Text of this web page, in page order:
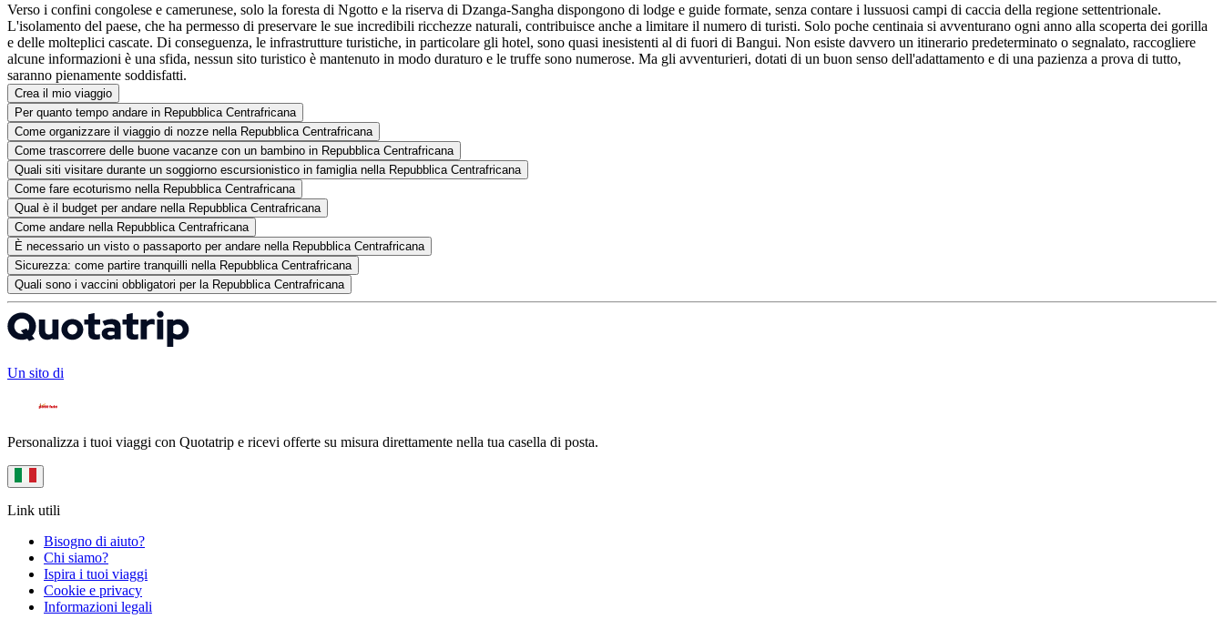
Verso i confini congolese e camerunese, solo la foresta di Ngotto e la riserva di Dzanga-Sangha dispongono di lodge e guide formate, senza contare i lussuosi campi di caccia della regione settentrionale.
L'isolamento del paese, che ha permesso di preservare le sue incredibili ricchezze naturali, contribuisce anche a limitare il numero di turisti. Solo poche centinaia si avventurano ogni anno alla scoperta dei gorilla
e delle molteplici cascate. Di conseguenza, le infrastrutture turistiche, in particolare gli hotel, sono quasi inesistenti al di fuori di Bangui. Non esiste davvero un itinerario predeterminato o segnalato, raccogliere
alcune informazioni è una sfida, nessun sito turistico è mantenuto in modo duraturo e le truffe sono numerose. Ma gli avventurieri, dotati di un buon senso dell'adattamento e di una pazienza a prova di tutto,
saranno pienamente soddisfatti.
Crea il mio viaggio
Per quanto tempo andare in Repubblica Centrafricana
Come organizzare il viaggio di nozze nella Repubblica Centrafricana
Come trascorrere delle buone vacanze con un bambino in Repubblica Centrafricana
Quali siti visitare durante un soggiorno escursionistico in famiglia nella Repubblica Centrafricana
Come fare ecoturismo nella Repubblica Centrafricana
Qual è il budget per andare nella Repubblica Centrafricana
Come andare nella Repubblica Centrafricana
È necessario un visto o passaporto per andare nella Repubblica Centrafricana
Sicurezza: come partire tranquilli nella Repubblica Centrafricana
Quali sono i vaccini obbligatori per la Repubblica Centrafricana
Un sito di
Personalizza i tuoi viaggi con Quotatrip e ricevi offerte su misura direttamente nella tua casella di posta.
Link utili
Bisogno di aiuto?
Chi siamo?
Ispira i tuoi viaggi
Cookie e privacy
Informazioni legali